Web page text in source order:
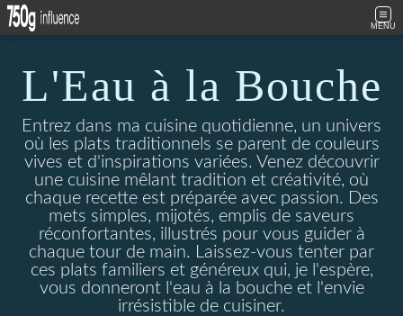
MENU
L'Eau à la Bouche
Entrez dans ma cuisine quotidienne, un univers
où les plats traditionnels se parent de couleurs
vives et d'inspirations variées. Venez découvrir
une cuisine mêlant tradition et créativité, où
chaque recette est préparée avec passion. Des
mets simples, mijotés, emplis de saveurs
réconfortantes, illustrés pour vous guider à
chaque tour de main. Laissez-vous tenter par
ces plats familiers et généreux qui, je l'espère,
vous donneront l'eau à la bouche et l'envie
irrésistible de cuisiner.